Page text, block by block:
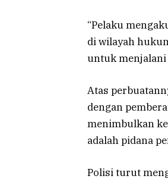
“Pelaku
di wilayah
untuk menjalani
Atas
dengan
menimbulkan
adalah pidana
Polisi turut